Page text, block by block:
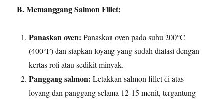
B. Memanggang Salmon Fillet:
Panaskan oven: Panaskan oven pada suhu 200°C
(400°F) dan siapkan loyang yang sudah dialasi dengan
kertas roti atau sedikit minyak.
Panggang salmon: Letakkan salmon fillet di atas
loyang dan panggang selama 12-15 menit, tergantung